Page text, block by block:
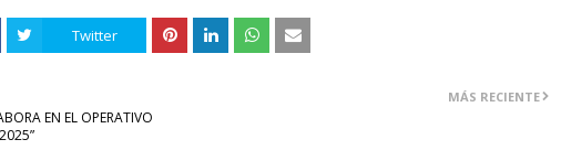
Twitter
MÁS RECIENTE
EN EL OPERATIVO